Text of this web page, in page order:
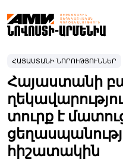
ՀԱՅԱՍՏԱՆԻ ՆՈՐՈՒԹՅՈՒՆՆԵՐ
Հայաստանի
տուրք է
հիշատակին